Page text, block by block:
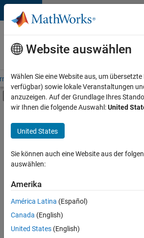
Weiter zum Inhalt
Karriere
bei
MathWorks
– Übersicht Stellensuche
Umschaltung für Off-
Hauptinhalt
Praktika
Release Engineering
Web Applications and Services
+2
Derzeit
es
keine
offenen
Stellen,
Website auswählen
Wählen Sie eine Website aus, um
verfügbar) sowie lokale Veranstaltungen
anzuzeigen. Auf der Grundlage Ihres
wir Ihnen die folgende Auswahl:United
United States
Sie können auch eine Website aus der
auswählen:
Amerika
América Latina (Español)
Canada (English)
United States (English)